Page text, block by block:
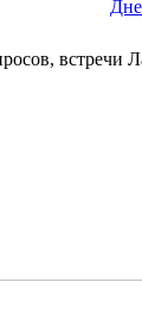
встречи